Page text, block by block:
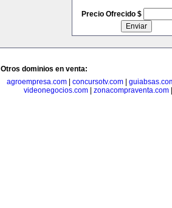
Precio Ofrecido $
Otros dominios en venta:
agroempresa.com
concursotv.com
videonegocios.com
zonacompraventa.com